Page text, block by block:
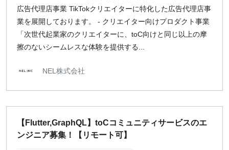
広告代理店事業 TikTokクリエイターに特化した広告代理店事
業を展開しております。 - クリエイター向けプロダクト事業
「次世代起業家のクリエイターに、toC向けと同じ以上の摩
擦のないシームレスな体験を提供する...
NEL株式会社
【Flutter,GraphQL】toCコミュニティサービスのエ
ンジニア募集！【リモート可】